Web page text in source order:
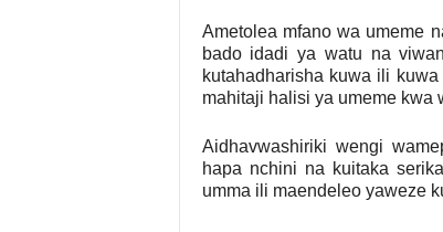
Ametolea mfano wa umeme
bado idadi ya watu na
kutahadharisha kuwa ili
mahitaji halisi ya umeme kwa
Aidhavwashiriki wengi
hapa nchini na kuitaka
umma ili maendeleo yaweze